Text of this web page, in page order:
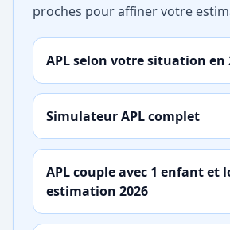
proches pour affiner votre
APL selon votre situation en
Simulateur APL complet
APL couple avec 1 enfant et
estimation 2026